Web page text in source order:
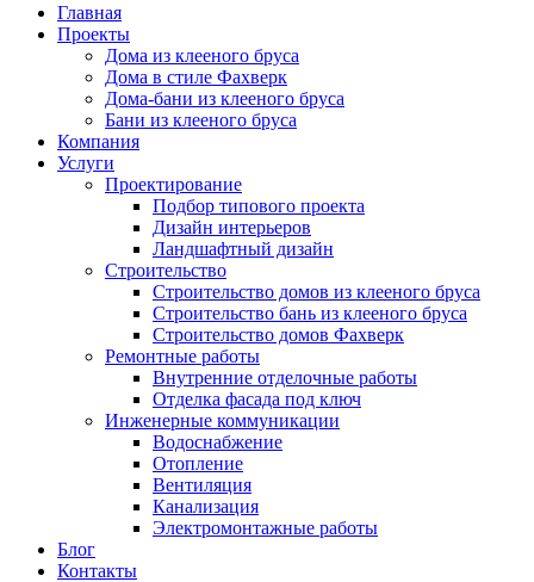
Главная
Проекты
Дома из клееного бруса
Дома в стиле Фахверк
Дома-бани из клееного бруса
Бани из клееного бруса
Компания
Услуги
Проектирование
Подбор типового проекта
Дизайн интерьеров
Ландшафтный дизайн
Строительство
Строительство домов из клееного бруса
Строительство бань из клееного бруса
Строительство домов Фахверк
Ремонтные работы
Внутренние отделочные работы
Отделка фасада под ключ
Инженерные коммуникации
Водоснабжение
Отопление
Вентиляция
Канализация
Электромонтажные работы
Блог
Контакты